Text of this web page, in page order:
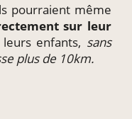
pourraient même
sur leur
enfants, sans
plus de 10km.